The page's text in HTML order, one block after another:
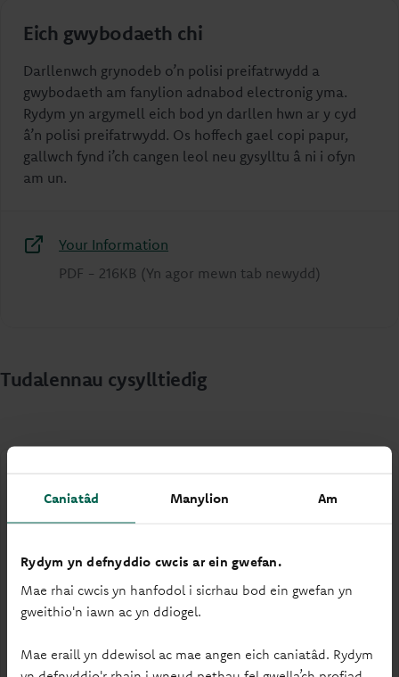
Caniatâd Manylion Am
Rydym yn defnyddio cwcis ar ein gwefan.
Mae rhai cwcis yn hanfodol i sicrhau bod ein gwefan yn
gweithio'n iawn ac yn ddiogel.
Mae eraill yn ddewisol ac mae angen eich caniatâd. Rydym
Eich gwybodaeth chi
Darllenwch grynodeb o’n polisi preifatrwydd a
gwybodaeth am fanylion adnabod electronig yma.
Rydym yn argymell eich bod yn darllen hwn ar y cyd
â’n polisi preifatrwydd. Os hoffech gael copi papur,
gallwch fynd i’ch cangen leol neu gysylltu â ni i ofyn
am un.
Your Information
PDF - 216KB (Yn agor mewn tab newydd)
Tudalennau cysylltiedig
Eich hawliau chi a’n buddiannau ni
Ewch ati i ddeall yr hawliau sydd ar gael i chi, neu’r
buddiannau cyfreithlon rydym yn defnyddio eich